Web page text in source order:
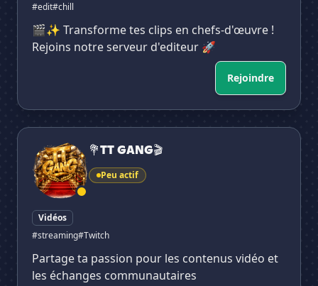
#edit#chill
🎬✨ Transforme tes clips en chefs-d'œuvre !
Rejoins notre serveur d'editeur 🚀
Rejoindre
💐TT GANG🎬
💐TT GANG🎬
Peu actif
Vidéos
#streaming#Twitch
Partage ta passion pour les contenus vidéo et
les échanges communautaires